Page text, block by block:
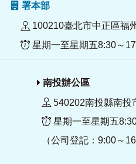
署本部
100210臺北市中正區福
星期一至星期五8:30～
南投辦公區
540202南投縣南投
星期一至星期五
（公司登記：9:00～